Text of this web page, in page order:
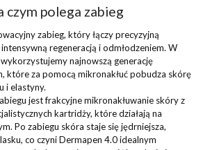
czym polega zabieg
zabieg, który łączy precyzyjną
regeneracją i odmłodzeniem. W
najnowszą generację
które za pomocą mikronakłuć pobudza skórę
i elastyny.
jest frakcyjne mikronakłuwanie skóry z
kartridży, które działają na
Po zabiegu skóra staje się jędrniejsza,
co czyni Dermapen 4.0 idealnym